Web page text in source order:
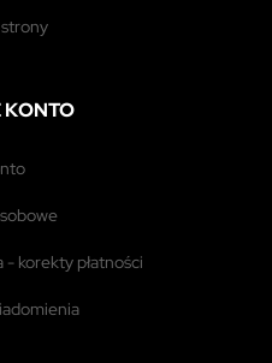
strony
- korekty płatności